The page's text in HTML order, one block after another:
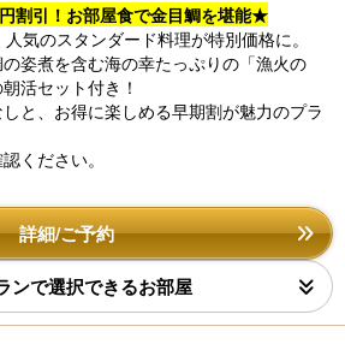
割引！お部屋食で金目鯛を堪能★
気のスタンダード料理が特別価格に。
姿煮を含む海の幸たっぷりの「漁火の
活セット付き！
と、お得に楽しめる早期割が魅力のプラ
ください。
詳細/ご予約
ンで選択できるお部屋